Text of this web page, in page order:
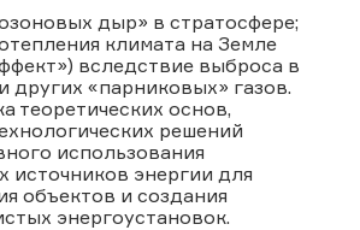
дыр» в стратосфере;
климата на Земле
вследствие выброса в
других «парниковых» газов.
теоретических основ,
решений
использования
источников энергии для
объектов и создания
энергоустановок.